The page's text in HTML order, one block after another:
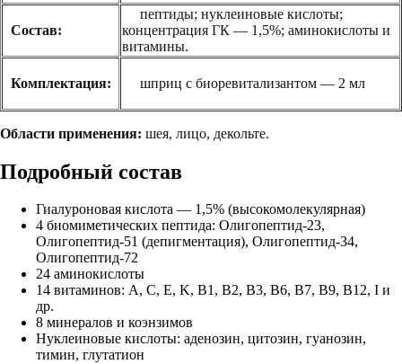
Состав:
пептиды; нуклеиновые кислоты;
концентрация ГК — 1,5%; аминокислоты и
витамины.
Комплектация: шприц с биоревитализантом — 2 мл
Области применения: шея, лицо, декольте.
Подробный состав
Гиалуроновая кислота — 1,5% (высокомолекулярная)
4 биомиметических пептида: Олигопептид-23,
Олигопептид-51 (депигментация), Олигопептид-34,
Олигопептид-72
24 аминокислоты
14 витаминов: A, C, E, K, B1, B2, B3, B6, B7, B9, B12, I и
др.
8 минералов и коэнзимов
Нуклеиновые кислоты: аденозин, цитозин, гуанозин,
тимин, глутатион